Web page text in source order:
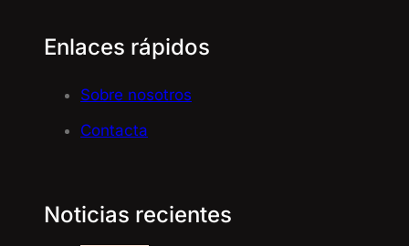
Enlaces rápidos
Sobre nosotros
Contacta
Noticias recientes